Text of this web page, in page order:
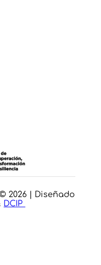
2026 | Diseñado
DCIP